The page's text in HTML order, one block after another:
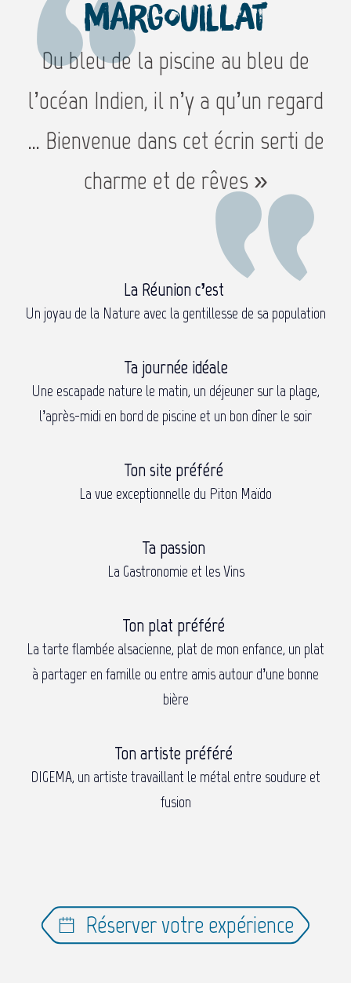
Margouillat
Du bleu de la piscine au bleu de
l’océan Indien, il n’y a qu’un regard
… Bienvenue dans cet écrin serti de
charme et de rêves »
La Réunion c’est
Un joyau de la Nature avec la gentillesse de sa population
Ta journée idéale
Une escapade nature le matin, un déjeuner sur la plage,
l’après-midi en bord de piscine et un bon dîner le soir
Ton site préféré
La vue exceptionnelle du Piton Maïdo
Ta passion
La Gastronomie et les Vins
Ton plat préféré
La tarte flambée alsacienne, plat de mon enfance, un plat
à partager en famille ou entre amis autour d’une bonne
bière
Ton artiste préféré
DIGEMA, un artiste travaillant le métal entre soudure et
fusion
Réserver votre expérience